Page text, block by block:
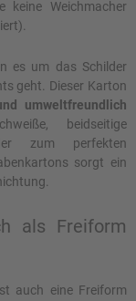
zertifiziert).
es um das Schilder
Dieser Karton
recycelbar und umweltfreundlich
perfekten
sorgt ein
als Freiform
eine Freiform